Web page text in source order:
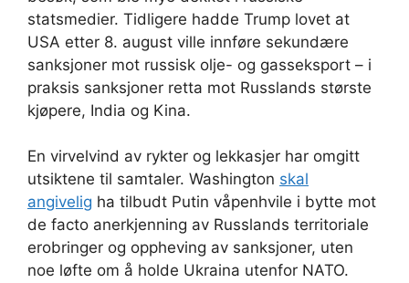
statsmedier. Tidligere hadde Trump lovet at
USA etter 8. august ville innføre sekundære
sanksjoner mot russisk olje- og gasseksport – i
praksis sanksjoner retta mot Russlands største
kjøpere, India og Kina.
En virvelvind av rykter og lekkasjer har omgitt
utsiktene til samtaler. Washington skal
angivelig ha tilbudt Putin våpenhvile i bytte mot
de facto anerkjenning av Russlands territoriale
erobringer og oppheving av sanksjoner, uten
noe løfte om å holde Ukraina utenfor NATO.